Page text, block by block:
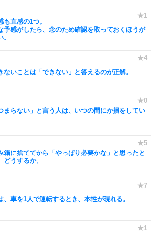
も直感の1つ。
予感がしたら、念のため確認を取っておくほうが
。
ないことは「できない」と答えるのが正解。
まらない」と言う人は、いつの間にか損をしてい
箱に捨ててから「やっぱり必要かな」と思ったと
どうするか。
、車を1人で運転するとき、本性が現れる。